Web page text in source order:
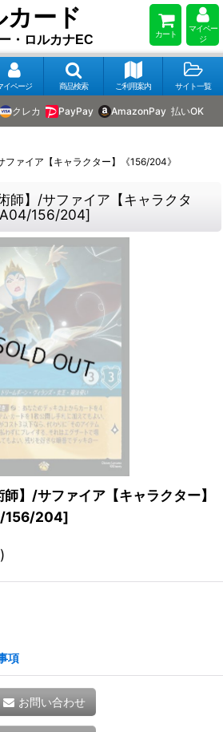
カード
・ロルカナEC カート
マイペー
ジ
イページ 商品検索 ご利用案内 サイト一覧
クレカ PayPay AmazonPay 払いOK
ファイア【キャラクター】《156/204》
師】/サファイア【キャラクタ
156/204]
師】/サファイア【キャラクター】
156/204]
項
お問い合わせ